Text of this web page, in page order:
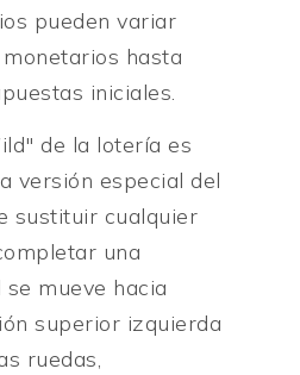
pueden variar
hasta
iniciales.
de la lotería es
versión especial del
sustituir cualquier
una
mueve hacia
superior izquierda
ruedas,